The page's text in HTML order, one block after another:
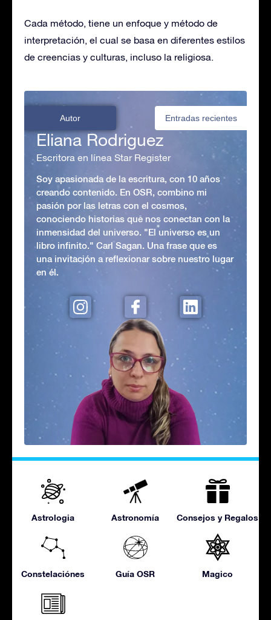
Cada método, tiene un enfoque y método de
interpretación, el cual se basa en diferentes estilos
de creencias y culturas, incluso la religiosa.
Autor Entradas recientes
Eliana Rodriguez
Escritora en línea Star Register
Soy apasionada de la escritura, con 10 años
creando contenido. En OSR, combino mi
pasión por las letras con el cosmos,
conociendo historias que nos conectan con la
inmensidad del universo. "El universo es un
libro infinito." Carl Sagan. Una frase que es
una invitación a reflexionar sobre nuestro lugar
en él.
Astrologia Astronomía Consejos y Regalos
Constelaciónes Guía OSR Magico